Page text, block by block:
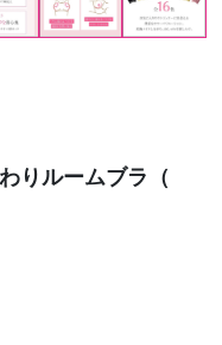
りルームブラ（